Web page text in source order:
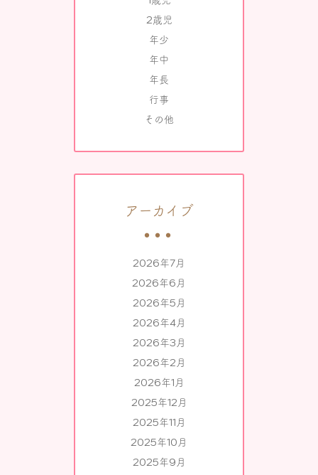
2歳児
年少
年中
年長
行事
その他
アーカイブ
2026年7月
2026年6月
2026年5月
2026年4月
2026年3月
2026年2月
2026年1月
2025年12月
2025年11月
2025年10月
2025年9月